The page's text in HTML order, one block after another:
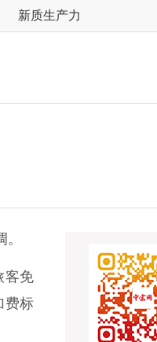
新质生产力
客免
费标